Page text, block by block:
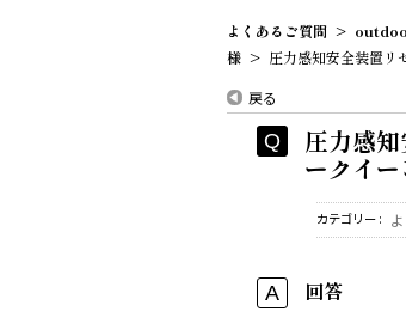
よくあるご質問 >
様 > 圧力感知安全装置リ
戻る
圧力感
ークイー
カテゴリー :
回答